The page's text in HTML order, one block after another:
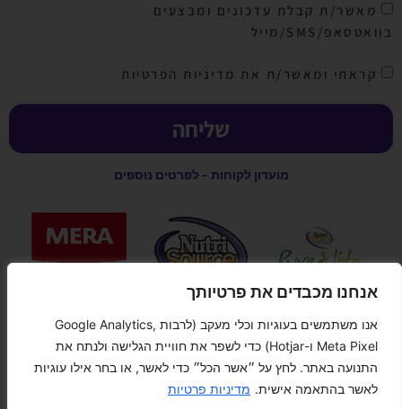
אנחנו מכבדים את פרטיותך
אנו משתמשים בעוגיות וכלי מעקב (לרבות Google Analytics,
Meta Pixel ו-Hotjar) כדי לשפר את חוויית הגלישה ולנתח את
התנועה באתר. לחץ על ״אשר הכל״ כדי לאשר, או בחר אילו עוגיות
לאשר בהתאמה אישית. מדיניות פרטיות
מאשר/ת קבלת עדכונים ומבצעים
בוואטסאפ/SMS/מייל
קראתי ומאשר/ת את מדיניות הפרטיות
שליחה
מועדון לקוחות - לפרטים נוספים
קנייה מאובטחת